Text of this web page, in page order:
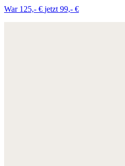
War 125,- € jetzt 99,- €